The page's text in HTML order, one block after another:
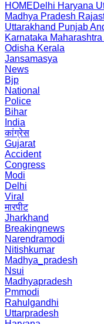
HOMEDelhi Haryana
Madhya Pradesh
Uttarakhand Punjab
Karnataka Maharashtra
Odisha Kerala
Jansamasya
News
Bjp
National
Police
Bihar
India
कांग्रेस
Gujarat
Accident
Congress
Modi
Delhi
Viral
मारपीट
Jharkhand
Breakingnews
Narendramodi
Nitishkumar
Madhya_pradesh
Nsui
Madhyapradesh
Pmmodi
Rahulgandhi
Uttarpradesh